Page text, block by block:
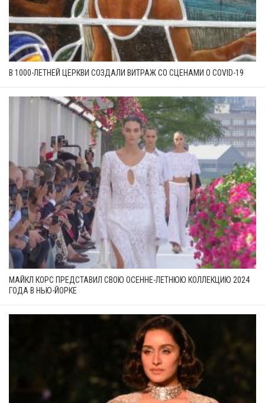
В 1000-ЛЕТНЕЙ ЦЕРКВИ СОЗДАЛИ ВИТРАЖ СО СЦЕНАМИ О COVID-19
МАЙКЛ КОРС ПРЕДСТАВИЛ СВОЮ ОСЕННЕ-ЛЕТНЮЮ КОЛЛЕКЦИЮ 2024
ГОДА В НЬЮ-ЙОРКЕ